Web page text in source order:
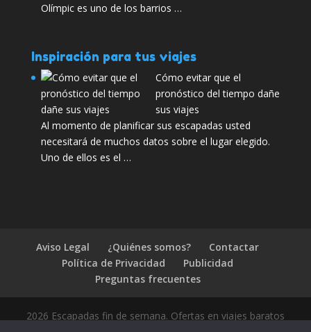
Olímpic es uno de los barrios …
Inspiración para tus viajes
Cómo evitar que el
pronóstico del tiempo dañe
sus viajes
Al momento de planificar sus escapadas usted
necesitará de muchos datos sobre el lugar elegido.
Uno de ellos es el …
Aviso Legal ¿Quiénes somos?
Contactar
Política de Privacidad
Publicidad
Preguntas frecuentes
2026 Escapadas fin de semana. Ofertas en viajes baratos